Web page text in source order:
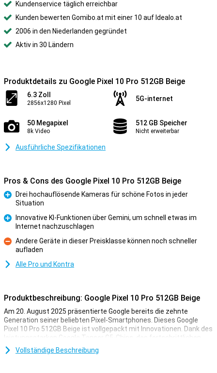
Kundenservice täglich erreichbar
Kunden bewerten Gomibo.at mit einer 10 auf Idealo.at
2006 in den Niederlanden gegründet
Aktiv in 30 Ländern
Produktdetails zu Google Pixel 10 Pro 512GB Beige
6.3 Zoll
2856x1280 Pixel
5G-internet
50 Megapixel
8k Video
512 GB Speicher
Nicht erweiterbar
Ausführliche Spezifikationen
Pros & Cons des Google Pixel 10 Pro 512GB Beige
Drei hochauflösende Kameras für schöne Fotos in jeder
Situation
Innovative KI-Funktionen über Gemini, um schnell etwas im
Internet nachzuschlagen
Kontra
Andere Geräte in dieser Preisklasse können noch schneller
aufladen
Alle Pro und Kontra
Produktbeschreibung: Google Pixel 10 Pro 512GB Beige
Am 20. August 2025 präsentierte Google bereits die zehnte
Generation seiner beliebten Pixel-Smartphones. Dieses Google
Pixel 10 Pro 512GB Beige ist vollgepackt mit Innovationen. Dank des
leistungsstarken Google Tensor G5-Chips, des fortschrittlichen
Dreifach-Kamerasystems und der praktischen KI-Funktionen mit
Gemini sind Sie immer einen Schritt voraus. Sie nehmen mühelos
Vollständige Beschreibung